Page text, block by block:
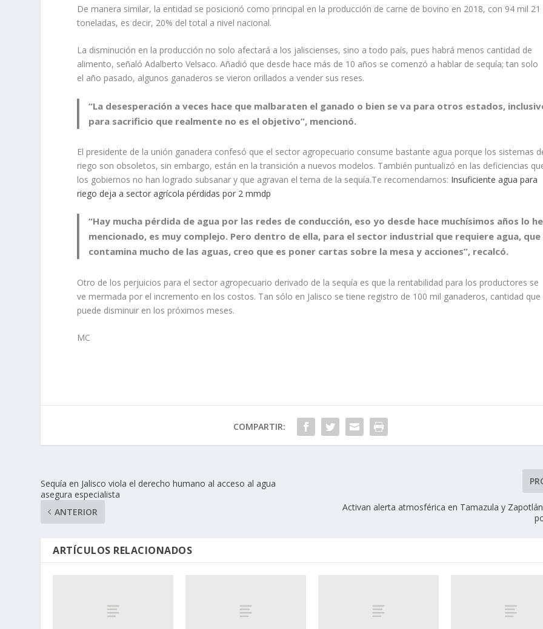
De manera similar, la entidad se posicionó como principal en la producción de carne de bovino en 2018, con 94 mil 21
toneladas, es decir, 20% del total a nivel nacional.
La disminución en la producción no solo afectará a los jaliscienses, sino a todo país, pues habrá menos cantidad de
alimento, señaló Adalberto Velsaco. Añadió que desde hace más de 10 años se comenzó a hablar de sequía; tan solo
el año pasado, algunos ganaderos se vieron orillados a vender sus reses.
“La desesperación a veces hace que malbaraten el ganado o bien se va para otros estados,
para sacrificio que realmente no es el objetivo”, mencionó.
El presidente de la unión ganadera confesó que el sector agropecuario consume bastante agua porque los sistemas
riego son obsoletos, sin embargo, están en la transición a nuevos modelos. También puntualizó en las deficiencias
los gobiernos no han logrado subsanar y que agravan el tema de la sequía.Te recomendamos: Insuficiente agua para
riego deja a sector agrícola pérdidas por 2 mmdp
“Hay mucha pérdida de agua por las redes de conducción, eso yo desde hace muchísimos años lo he
mencionado, es muy complejo. Pero dentro de ella, para el sector industrial que requiere agua, que
contamina mucho de las aguas, creo que es poner cartas sobre la mesa y acciones”, recalcó.
Otro de los perjuicios para el sector agropecuario derivado de la sequía es que la rentabilidad para los productores se
ve mermada por el incremento en los costos. Tan sólo en Jalisco se tiene registro de 100 mil ganaderos, cantidad que
puede disminuir en los próximos meses.
MC
COMPARTIR:
Sequía en Jalisco viola el derecho humano al acceso al agua
asegura especialista
ANTERIOR
Activan alerta atmosférica en Tamazula y
ARTÍCULOS RELACIONADOS